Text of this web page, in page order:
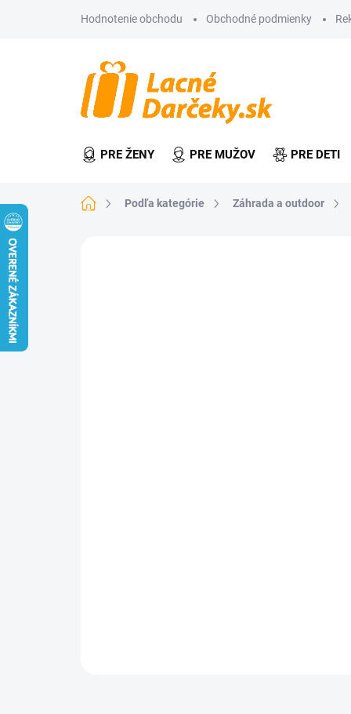
Hodnotenie obchodu Obchodné podmienky
PRE ŽENY PRE MUŽOV PRE DETI
DomovPodľa kategórie Záhrada a outdoor